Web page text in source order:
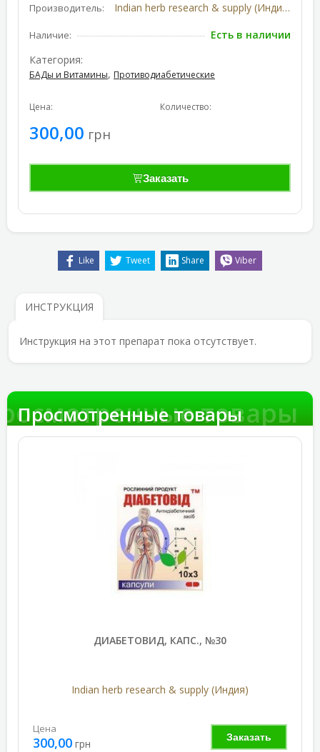
Производитель: Indian herb research & supply (Индия)
Наличие:
Есть в наличии
Категория:
БАДы и Витамины, Противодиабетические
Цена:
300,00 грн
Количество:
Заказать
Like Tweet Share Viber
ИНСТРУКЦИЯ
Инструкция на этот препарат пока отсутствует.
товары
Просмотренные товары
ДИАБЕТОВИД, КАПС., №30
Indian herb research & supply (Индия)
Заказать
Цена
300,00 грн